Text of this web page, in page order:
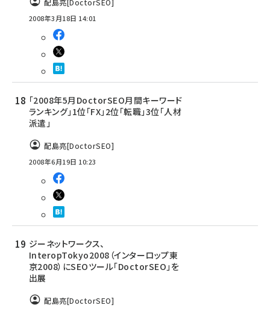
配島亮[DoctorSEO]
2008年3月18日 14:01
「2008年5月DoctorSEO月間キーワード
ランキング」1位「FX」2位「転職」3位「人材
派遣」
配島亮[DoctorSEO]
2008年6月19日 10:23
ジーネットワークス、
InteropTokyo2008（インターロップ東
京2008）にSEOツール「DoctorSEO」を
出展
配島亮[DoctorSEO]